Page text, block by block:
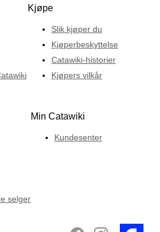
Kjøpe
Slik kjøper du
Kjøperbeskyttelse
Catawiki-historier
Kjøpers vilkår
selger
Min Catawiki
Kundesenter